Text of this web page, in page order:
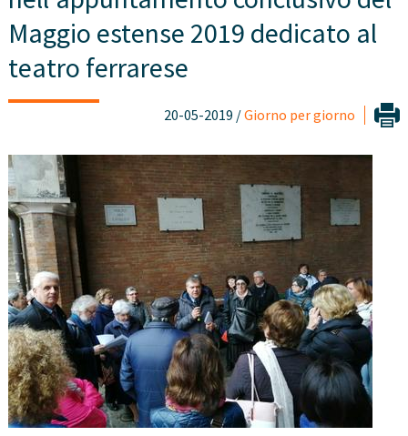
Maggio estense 2019 dedicato al
teatro ferrarese
20-05-2019 /Giorno per giorno